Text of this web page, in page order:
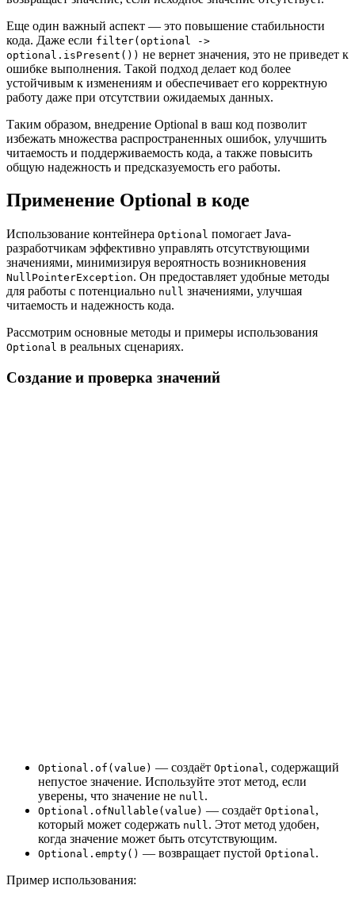
Еще один важный аспект — это повышение стабильности
кода. Даже если filter(optional ->
optional.isPresent()) не вернет значения, это не приведет к
ошибке выполнения. Такой подход делает код более
устойчивым к изменениям и обеспечивает его корректную
работу даже при отсутствии ожидаемых данных.
Таким образом, внедрение Optional в ваш код позволит
избежать множества распространенных ошибок, улучшить
читаемость и поддерживаемость кода, а также повысить
общую надежность и предсказуемость его работы.
Применение Optional в коде
Использование контейнера Optional помогает Java-
разработчикам эффективно управлять отсутствующими
значениями, минимизируя вероятность возникновения
NullPointerException. Он предоставляет удобные методы
для работы с потенциально null значениями, улучшая
читаемость и надежность кода.
Рассмотрим основные методы и примеры использования
Optional в реальных сценариях.
Создание и проверка значений
Optional.of(value) — создаёт Optional , содержащий
непустое значение. Используйте этот метод, если
уверены, что значение не null .
Optional.ofNullable(value) — создаёт Optional ,
который может содержать null . Этот метод удобен,
когда значение может быть отсутствующим.
Optional.empty() — возвращает пустой Optional .
Пример использования: